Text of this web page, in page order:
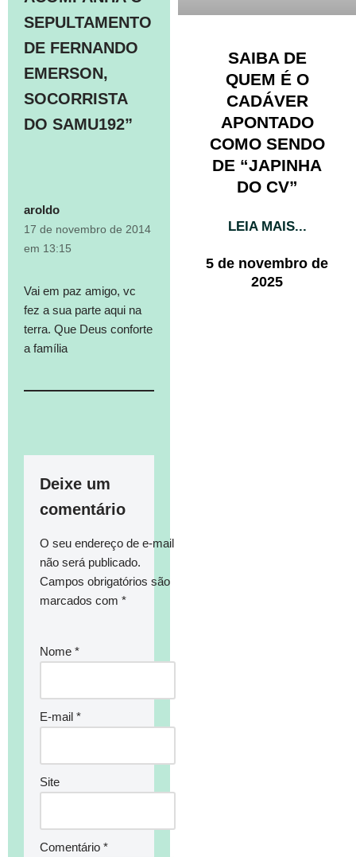
SEPULTAMENTO
DE FERNANDO
EMERSON,
SOCORRISTA
DO SAMU192”
aroldo
17 de novembro de 2014
em 13:15
Vai em paz amigo, vc
fez a sua parte aqui na
terra. Que Deus conforte
a família
Deixe um
comentário
O seu endereço de e-mail
não será publicado.
Campos obrigatórios são
marcados com *
Nome *
E-mail *
Site
Comentário *
SAIBA DE
QUEM É O
CADÁVER
APONTADO
COMO SENDO
DE “JAPINHA
DO CV”
LEIA MAIS...
5 de novembro de
2025